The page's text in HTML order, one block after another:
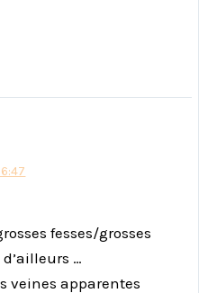
fesses/grosses
…
veines apparentes